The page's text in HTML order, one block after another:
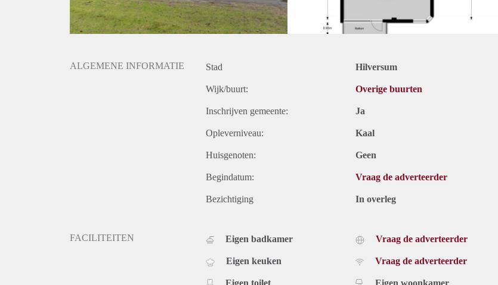
ALGEMENE INFORMATIE Stad Hilversum
Wijk/buurt: Overige buurten
Inschrijven gemeente: Ja
Opleverniveau: Kaal
Huisgenoten: Geen
Begindatum: Vraag de adverteerder
Bezichtiging In overleg
FACILITEITEN Eigen badkamer
Eigen keuken
Vraag de adverteerder
Vraag de adverteerder